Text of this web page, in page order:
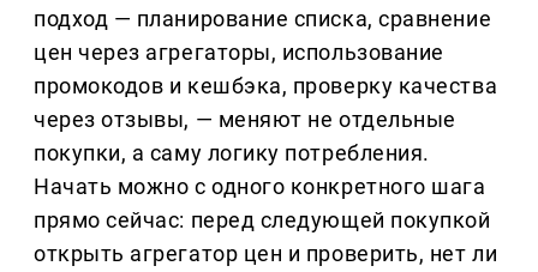
подход — планирование списка, сравнение
цен через агрегаторы, использование
промокодов и кешбэка, проверку качества
через отзывы, — меняют не отдельные
покупки, а саму логику потребления.
Начать можно с одного конкретного шага
прямо сейчас: перед следующей покупкой
открыть агрегатор цен и проверить, нет ли